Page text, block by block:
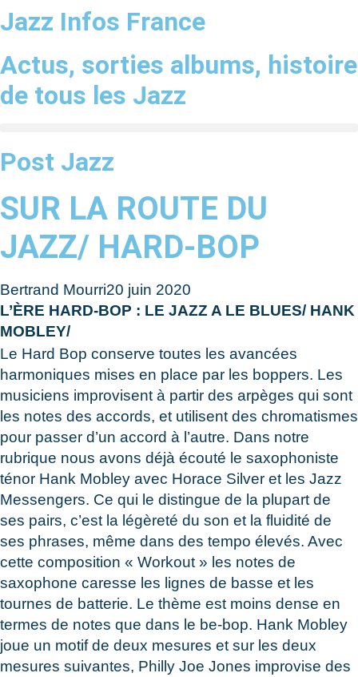
Aller
au
Jazz Infos France
Actus, sorties albums, histoire
de tous les Jazz
Post Jazz
SUR LA ROUTE DU
JAZZ/ HARD-BOP
Bertrand Mourri20 juin 2020
L’ÈRE HARD-BOP : LE JAZZ A LE BLUES/ HANK
MOBLEY/
Le Hard Bop conserve toutes les avancées
harmoniques mises en place par les boppers. Les
musiciens improvisent à partir des arpèges qui sont
les notes des accords, et utilisent des chromatismes
pour passer d’un accord à l’autre. Dans notre
rubrique nous avons déjà écouté le saxophoniste
ténor Hank Mobley avec Horace Silver et les Jazz
Messengers. Ce qui le distingue de la plupart de
ses pairs, c’est la légèreté du son et la fluidité de
ses phrases, même dans des tempo élevés. Avec
cette composition « Workout » les notes de
saxophone caresse les lignes de basse et les
tournes de batterie. Le thème est moins dense en
termes de notes que dans le be-bop. Hank Mobley
joue un motif de deux mesures et sur les deux
mesures suivantes, Philly Joe Jones improvise des